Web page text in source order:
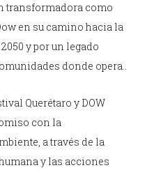
transformadora como
en su camino hacia la
y por un legado
donde opera..
Querétaro y DOW
con la
a través de la
y las acciones